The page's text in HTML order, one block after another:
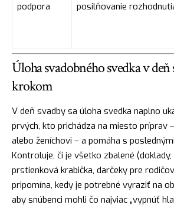
podpora
posilňovanie
Úloha svadobného svedka v deň
krokom
V deň svadby sa úloha svedka naplno
prvých, kto prichádza na miesto príprav
alebo ženíchovi – a pomáha s
Kontroluje, či je všetko zbalené (doklady,
prstienková krabička, darčeky pre
pripomína, kedy je potrebné vyraziť na
aby snúbenci mohli čo najviac „vypnúť